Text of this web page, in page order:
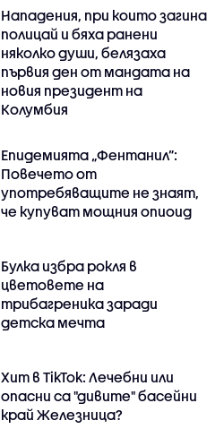
Нападения, при които загина
полицай и бяха ранени
няколко души, белязаха
първия ден от мандата на
новия президент на
Колумбия
Епидемията „Фентанил”:
Повечето от
употребяващите не знаят,
че купуват мощния опиоид
Булка избра рокля в
цветовете на
трибагреника заради
детска мечта
Хит в TikTok: Лечебни или
опасни са "дивите" басейни
край Железница?